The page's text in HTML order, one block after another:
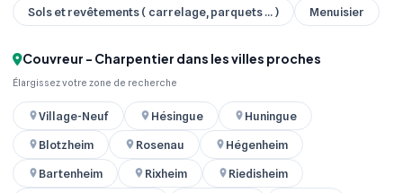
Sols et revêtements ( carrelage, parquets ... )
Menuisier
Couvreur - Charpentier dans les villes proches
Élargissez votre zone de recherche
Village-Neuf Hésingue
Huningue
Blotzheim
Rosenau
Hégenheim
Bartenheim
Rixheim
Riedisheim